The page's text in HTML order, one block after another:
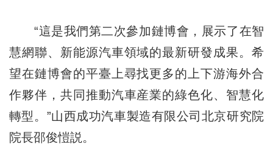
“這是我們第二次參加鏈博會，展示了在智
慧網聯、新能源汽車領域的最新研發成果。希
望在鏈博會的平臺上尋找更多的上下游海外合
作夥伴，共同推動汽車産業的綠色化、智慧化
轉型。”山西成功汽車製造有限公司北京研究院
院長邵俊愷説。